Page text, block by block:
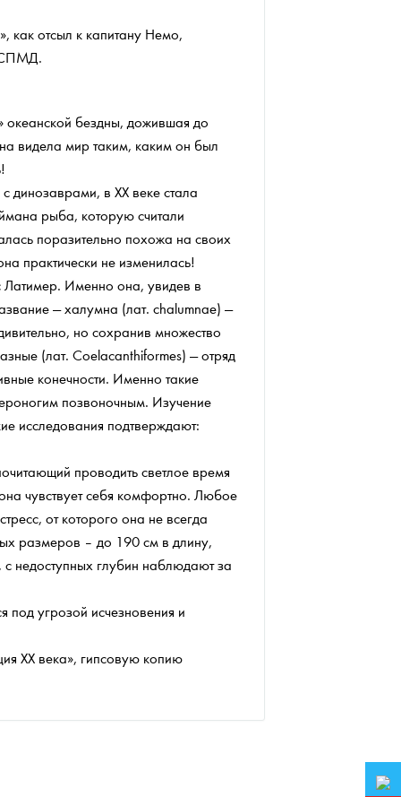
как отсыл к капитану Немо,
СПМД.
океанской бездны, дожившая до
видела мир таким, каким он был
динозаврами, в XX веке стала
рыба, которую считали
поразительно похожа на своих
практически не изменилась!
Именно она, увидев в
— халумна (лат. chalumnae) —
но сохранив множество
(лат. Coelacanthiformes) — отряд
конечности. Именно такие
позвоночным. Изучение
исследования подтверждают:
проводить светлое время
чувствует себя комфортно. Любое
от которого она не всегда
размеров – до 190 см в длину,
недоступных глубин наблюдают за
под угрозой исчезновения и
XX века», гипсовую копию